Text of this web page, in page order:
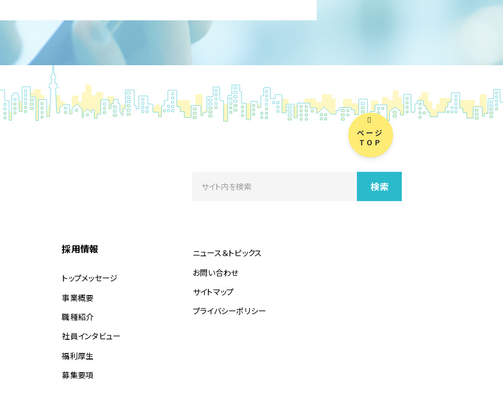
ページ
TOP
採用情報
トップメッセージ
事業概要
職種紹介
社員インタビュー
福利厚生
募集要項
ニュース＆トピックス
お問い合わせ
サイトマップ
プライバシーポリシー